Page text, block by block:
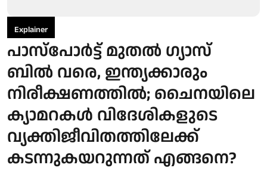
Explainer
പാസ്പോര്‍ട്ട് മുതല്‍ ഗ്യാസ്
ബില്‍ വരെ, ഇന്ത്യക്കാരും
നിരീക്ഷണത്തില്‍; ചൈനയിലെ
ക്യാമറകള്‍ വിദേശികളുടെ
വ്യക്തിജീവിതത്തിലേക്ക്
കടന്നുകയറുന്നത് എങ്ങനെ?